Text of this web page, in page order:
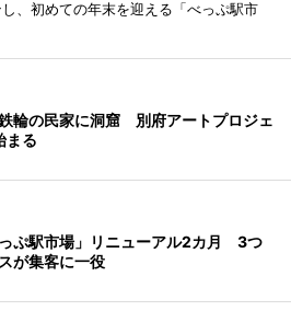
、初めての年末を迎える「べっぷ駅市
輪の民家に洞窟 別府アートプロジェ
まる
ぷ駅市場」リニューアル2カ月 3つ
が集客に一役